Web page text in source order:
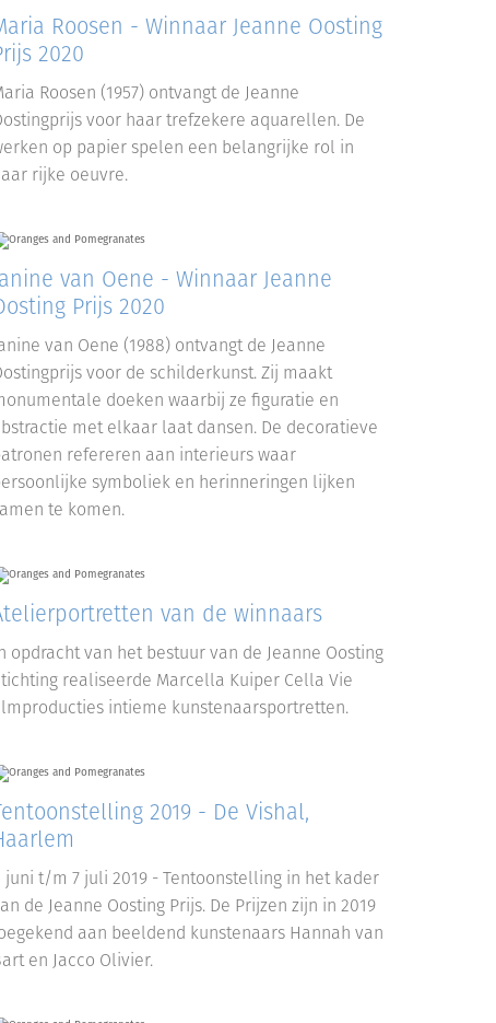
Roosen - Winnaar Jeanne Oosting
2020
Roosen (1957) ontvangt de Jeanne
voor haar trefzekere aquarellen. De
op papier spelen een belangrijke rol in
rijke oeuvre.
van Oene - Winnaar Jeanne
Prijs 2020
van Oene (1988) ontvangt de Jeanne
voor de schilderkunst. Zij maakt
doeken waarbij ze figuratie en
met elkaar laat dansen. De decoratieve
refereren aan interieurs waar
symboliek en herinneringen lijken
te komen.
van de winnaars
opdracht van het bestuur van de Jeanne Oosting
realiseerde Marcella Kuiper Cella Vie
intieme kunstenaarsportretten.
2019 - De Vishal,
juni t/m 7 juli 2019 - Tentoonstelling in het kader
de Jeanne Oosting Prijs. De Prijzen zijn in 2019
aan beeldend kunstenaars Hannah van
en Jacco Olivier.